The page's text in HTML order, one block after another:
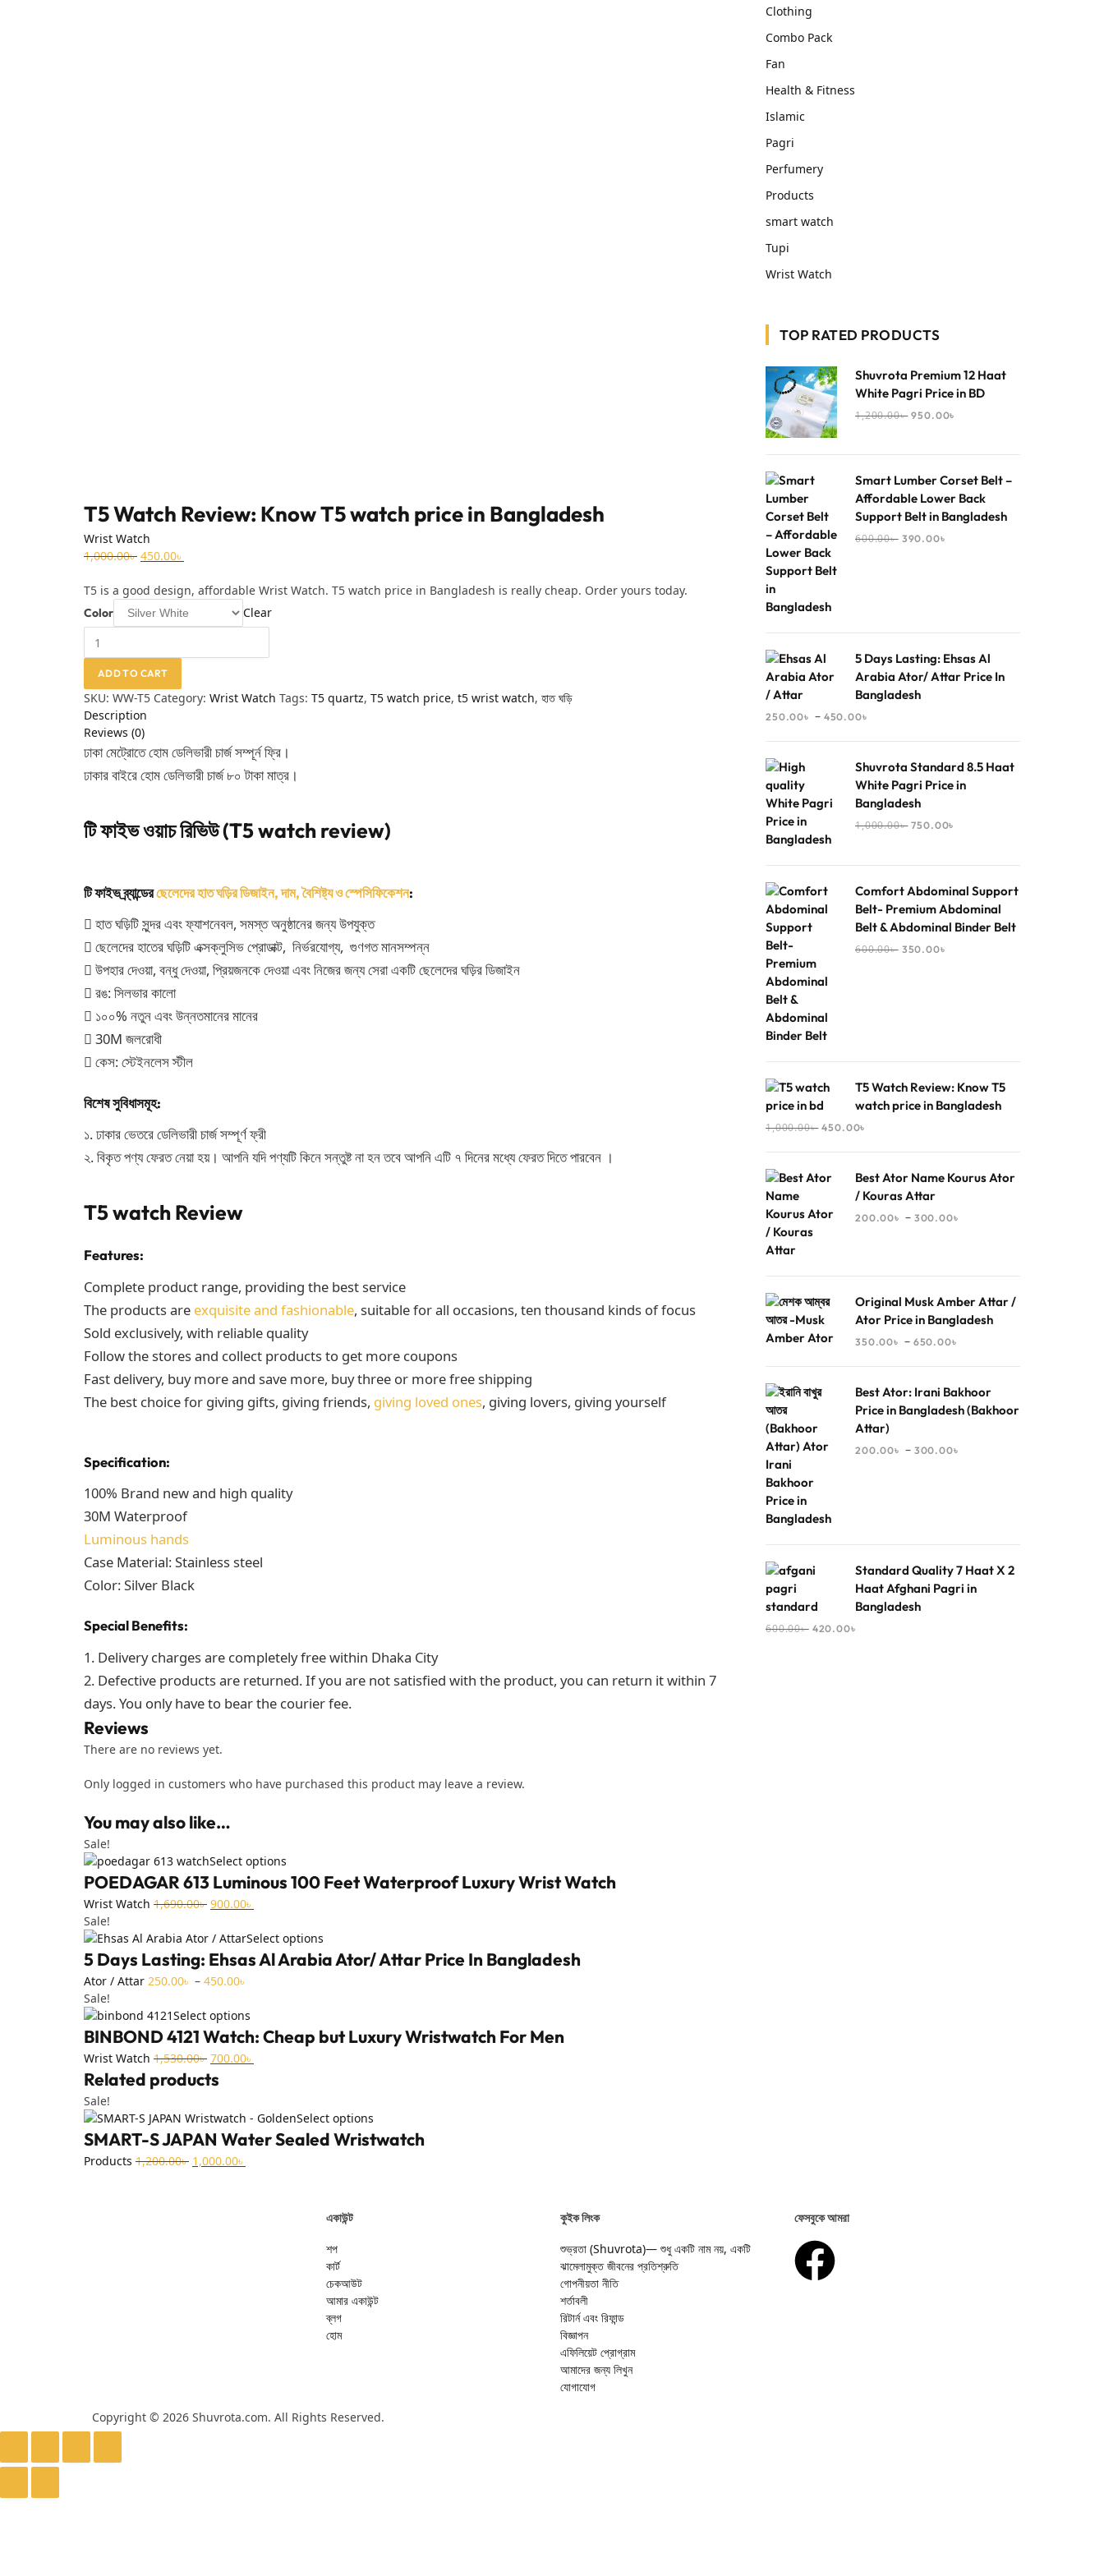
T5 Watch Review: Know T5 watch price in Bangladesh
Wrist Watch
1,000.00৳ 450.00৳
T5 is a good design, affordable Wrist Watch. T5 watch price in Bangladesh is really cheap. Order yours today.
Color Clear
ADD TO CART
SKU: WW-T5 Category: Wrist Watch Tags: T5 quartz, T5 watch price, t5 wrist watch, হাত ঘড়ি
Description
Reviews (0)
ঢাকা মেট্রোতে হোম ডেলিভারী চার্জ সম্পূর্ন ফ্রি।
ঢাকার বাইরে হোম ডেলিভারী চার্জ ৮০ টাকা মাত্র।
টি ফাইভ ওয়াচ রিভিউ (T5 watch review)
টি ফাইভ ব্র্যান্ডেরছেলেদের হাত ঘড়ির ডিজাইন, দাম, বৈশিষ্ট্য ও স্পেসিফিকেশন:
 হাত ঘড়িটি সুন্দর এবং ফ্যাশনেবল, সমস্ত অনুষ্ঠানের জন্য উপযুক্ত
 ছেলেদের হাতের ঘড়িটি এক্সক্লুসিভ প্রোডাক্ট, নির্ভরযোগ্য, গুণগত মানসম্পন্ন
 উপহার দেওয়া, বন্ধু দেওয়া, প্রিয়জনকে দেওয়া এবং নিজের জন্য সেরা একটি ছেলেদের ঘড়ির ডিজাইন
 রঙ: সিলভার কালো
 ১০০% নতুন এবং উন্নতমানের মানের
 30M জলরোধী
 কেস: স্টেইনলেস স্টীল
বিশেষ সুবিধাসমূহ:
১. ঢাকার ভেতরে ডেলিভারী চার্জ সম্পূর্ণ ফ্রী
২. বিকৃত পণ্য ফেরত নেয়া হয়। আপনি যদি পণ্যটি কিনে সন্তুষ্ট না হন তবে আপনি এটি ৭ দিনের মধ্যে ফেরত দিতে পারবেন ।
T5 watch Review
Features:
Complete product range, providing the best service
The products are exquisite and fashionable, suitable for all occasions, ten thousand kinds of focus
Sold exclusively, with reliable quality
Follow the stores and collect products to get more coupons
Fast delivery, buy more and save more, buy three or more free shipping
The best choice for giving gifts, giving friends, giving loved ones, giving lovers, giving yourself
Specification:
100% Brand new and high quality
30M Waterproof
Luminous hands
Case Material: Stainless steel
Color: Silver Black
Special Benefits:
1. Delivery charges are completely free within Dhaka City
2. Defective products are returned. If you are not satisfied with the product, you can return it within 7
days. You only have to bear the courier fee.
Reviews
There are no reviews yet.
Only logged in customers who have purchased this product may leave a review.
You may also like…
Sale!
Select options
POEDAGAR 613 Luminous 100 Feet Waterproof Luxury Wrist Watch
Wrist Watch 1,690.00৳ 900.00৳
Sale!
Select options
5 Days Lasting: Ehsas Al Arabia Ator/ Attar Price In Bangladesh
Ator / Attar 250.00৳ – 450.00৳
Sale!
Select options
BINBOND 4121 Watch: Cheap but Luxury Wristwatch For Men
Wrist Watch 1,530.00৳ 700.00৳
Related products
Sale!
Select options
SMART-S JAPAN Water Sealed Wristwatch
Products 1,200.00৳ 1,000.00৳
Clothing
Combo Pack
Fan
Health & Fitness
Islamic
Pagri
Perfumery
Products
smart watch
Tupi
Wrist Watch
TOP RATED PRODUCTS
Shuvrota Premium 12 Haat
White Pagri Price in BD
1,200.00৳ 950.00৳
Smart Lumber Corset Belt –
Affordable Lower Back
Support Belt in Bangladesh
600.00৳ 390.00৳
5 Days Lasting: Ehsas Al
Arabia Ator/ Attar Price In
Bangladesh
250.00৳ – 450.00৳
Shuvrota Standard 8.5 Haat
White Pagri Price in
Bangladesh
1,000.00৳ 750.00৳
Comfort Abdominal Support
Belt- Premium Abdominal
Belt & Abdominal Binder Belt
600.00৳ 350.00৳
T5 Watch Review: Know T5
watch price in Bangladesh
1,000.00৳ 450.00৳
Best Ator Name Kourus Ator
/ Kouras Attar
200.00৳ – 300.00৳
Original Musk Amber Attar /
Ator Price in Bangladesh
350.00৳ – 650.00৳
Best Ator: Irani Bakhoor
Price in Bangladesh (Bakhoor
Attar)
200.00৳ – 300.00৳
Standard Quality 7 Haat X 2
Haat Afghani Pagri in
Bangladesh
600.00৳ 420.00৳
একাউন্ট
শপ
কার্ট
চেকআউট
আমার একাউন্ট
ব্লগ
হোম
কুইক লিংক
শুভ্রতা (Shuvrota)— শুধু একটি নাম নয়, একটি
ঝামেলামুক্ত জীবনের প্রতিশ্রুতি
গোপনীয়তা নীতি
শর্তাবলী
রিটার্ন এবং রিফান্ড
বিজ্ঞাপন
এফিলিয়েট প্রোগ্রাম
আমাদের জন্য লিখুন
যোগাযোগ
ফেসবুকে আমরা
Copyright © 2026 Shuvrota.com. All Rights Reserved.